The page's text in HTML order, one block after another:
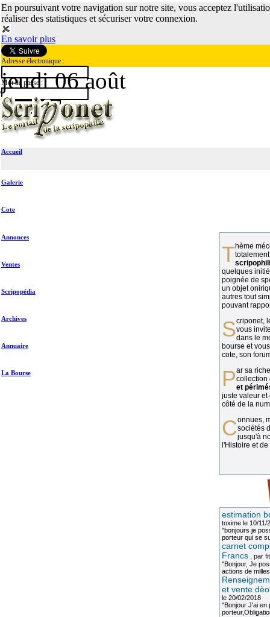
En poursuivant votre navigation sur notre site, vous acceptez
réaliser des statistiques et sécuriser votre connexion.
En savoir plus
Adresse électronique :
Mot de passe :
jeudi 06 août
Accueil
Galerie
Cote
Annonces
Ventes
Scripopédia
Archives
Annuaire
La Bourse
Thème méconnu des collectionneurs et
quelques
poignée de
un objet
autres tout
pouvant
vous
dans le
bourse et
cote, son
Par sa richesse et sa diversité, lacollection
et
juste valeur et
côté de la
Connues, méconnues, ou inconnues, lessociétés
jusqu'à
l'Histoire et
estimation
toximele 10/11/
"bonjours je
porteur qui se
carnet
Francs, par
"Bonjour, Je
actions de
et vente
le 20/02/2018
"Bonjour J'ai en